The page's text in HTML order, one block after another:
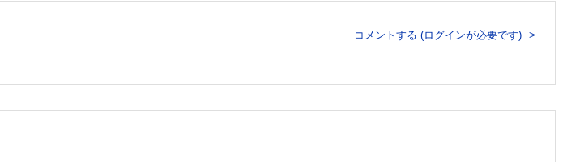
推移の評価
機能評価
コメントする (ログインが必要です)